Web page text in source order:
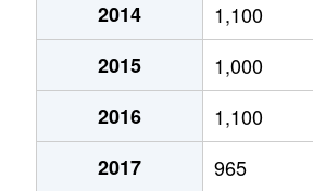
2014
1,100
2015
1,000
2016
1,100
2017
965